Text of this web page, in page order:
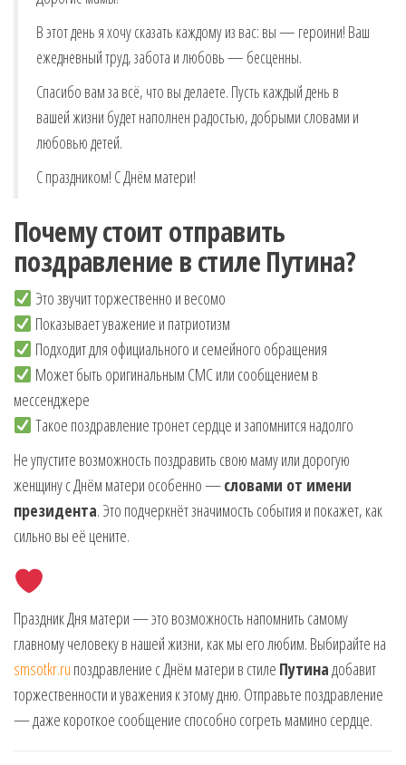
В этот день я хочу сказать каждому из вас: вы — героини! Ваш
ежедневный труд, забота и любовь — бесценны.
Спасибо вам за всё, что вы делаете. Пусть каждый день в
вашей жизни будет наполнен радостью, добрыми словами и
любовью детей.
С праздником! С Днём матери!
Почему стоит отправить
поздравление в стиле Путина?
Это звучит торжественно и весомо
Показывает уважение и патриотизм
Подходит для официального и семейного обращения
Может быть оригинальным СМС или сообщением в
мессенджере
Такое поздравление тронет сердце и запомнится надолго
Не упустите возможность поздравить свою маму или дорогую
женщину с Днём матери особенно —словами от имени
президента. Это подчеркнёт значимость события и покажет, как
сильно вы её цените.
Праздник Дня матери — это возможность напомнить самому
главному человеку в нашей жизни, как мы его любим. Выбирайте на
smsotkr.ru поздравление с Днём матери в стиле Путинадобавит
торжественности и уважения к этому дню. Отправьте поздравление
— даже короткое сообщение способно согреть мамино сердце.